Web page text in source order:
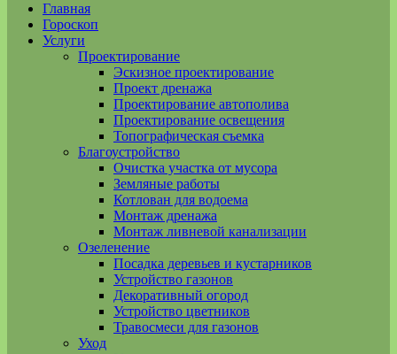
Главная
Гороскоп
Услуги
Проектирование
Эскизное проектирование
Проект дренажа
Проектирование автополива
Проектирование освещения
Топографическая съемка
Благоустройство
Очистка участка от мусора
Земляные работы
Котлован для водоема
Монтаж дренажа
Монтаж ливневой канализации
Озеленение
Посадка деревьев и кустарников
Устройство газонов
Декоративный огород
Устройство цветников
Травосмеси для газонов
Уход